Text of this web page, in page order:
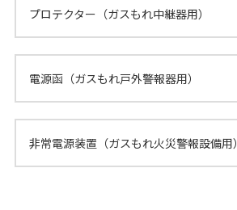
プロテクター（ガスもれ中継器用）
電源函（ガスもれ戸外警報器用）
非常電源装置（ガスもれ火災警報設備用）